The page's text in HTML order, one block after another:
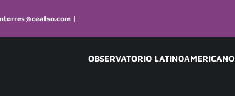
|
OBSERVATORIO LATINOAMERICANO